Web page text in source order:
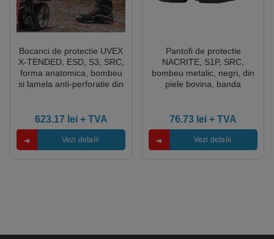
Bocanci de protectie UVEX
X-TENDED, ESD, S3, SRC,
forma anatomica, bombeu
si lamela anti-perforatie din
623.17 lei+ TVA
Vezi detalii
Pantofi de protectie
NACRITE, S1P, SRC,
bombeu metalic, negri, din
piele bovina, banda
Coverguard
76.73 lei + TVA
Vezi detalii